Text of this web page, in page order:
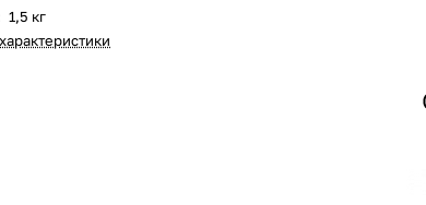
1,5 кг